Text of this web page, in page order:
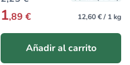
1,89 € 12,60 € / 1 kg
Añadir al carrito